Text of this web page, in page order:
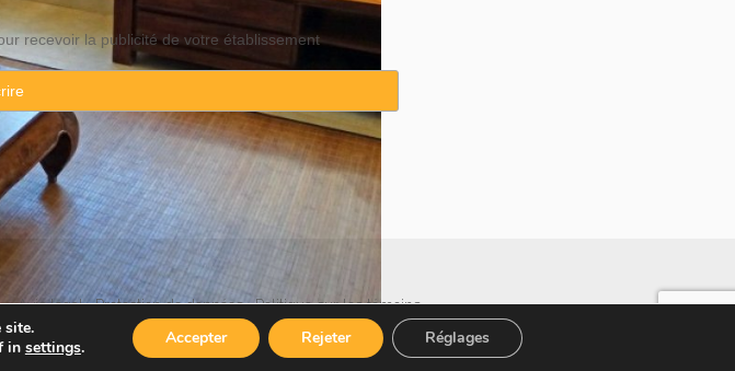
recevoir la publicité de votre établissement
·Avis legal·Protection de données·Politique sur les témoins
site.
in settings. Accepter Rejeter Réglages